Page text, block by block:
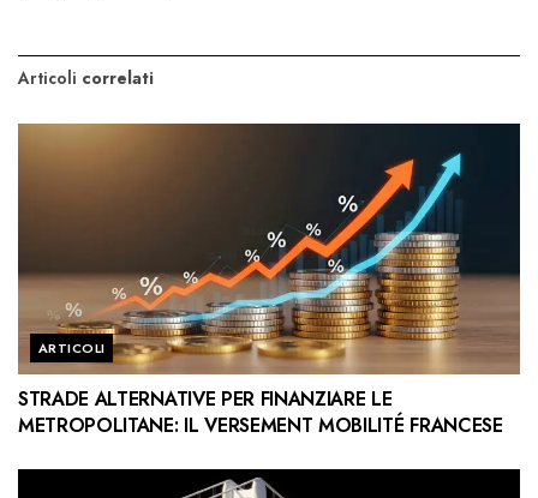
Articoli correlati
ARTICOLI
STRADE ALTERNATIVE PER FINANZIARE LE
METROPOLITANE: IL VERSEMENT MOBILITÉ FRANCESE